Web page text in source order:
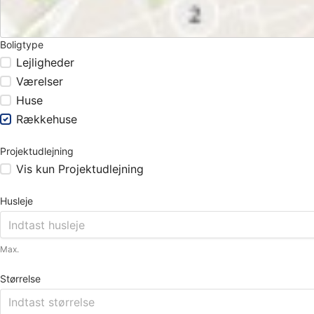
Boligtype
Lejligheder
Værelser
Huse
Rækkehuse
Projektudlejning
Vis kun Projektudlejning
Husleje
Max.
Størrelse